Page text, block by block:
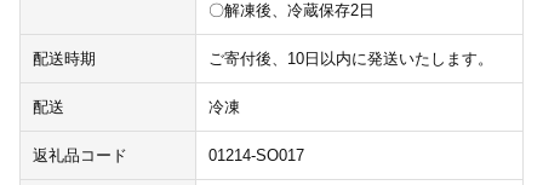
〇解凍後、冷蔵保存2日
配送時期 ご寄付後、10日以内に発送いたします。
配送 冷凍
返礼品コード 01214-SO017